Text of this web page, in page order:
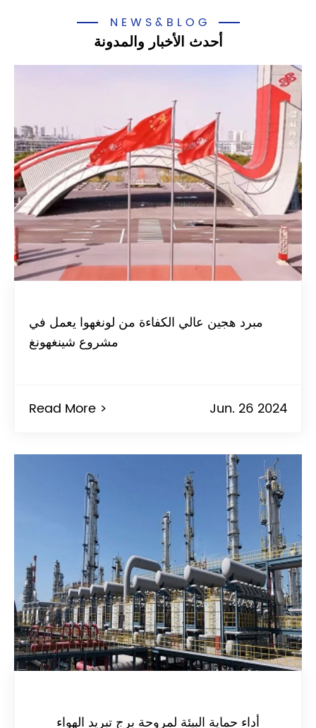
NEWS&BLOG
أحدث الأخبار والمدونة
مبرد هجين عالي الكفاءة من لونغهوا يعمل في
مشروع شينغهونغ
Read More > Jun. 26 2024
أداء حماية البيئة لمروحة برج تبريد الهواء